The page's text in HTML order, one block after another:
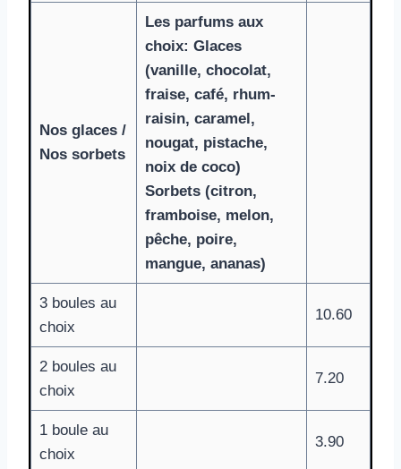
Nos glaces /
Nos sorbets
Les parfums aux
choix: Glaces
(vanille, chocolat,
fraise, café, rhum-
raisin, caramel,
nougat, pistache,
noix de coco)
Sorbets (citron,
framboise, melon,
pêche, poire,
mangue, ananas)
3 boules au
choix
10.60
2 boules au
choix
7.20
1 boule au
choix
3.90